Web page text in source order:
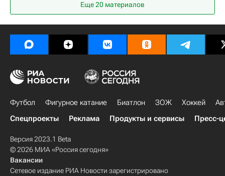
Александр Медведев
Аль-Иттихад
Еще 20 материалов
Футбол Фигурное катание Биатлон ЗОЖ Хоккей
Спецпроекты
Реклама Продукты и сервисы Пресс-
Версия 2023.1 Beta
© 2026 МИА «Россия сегодня»
Вакансии
Сетевое издание РИА Новости зарегистрировано